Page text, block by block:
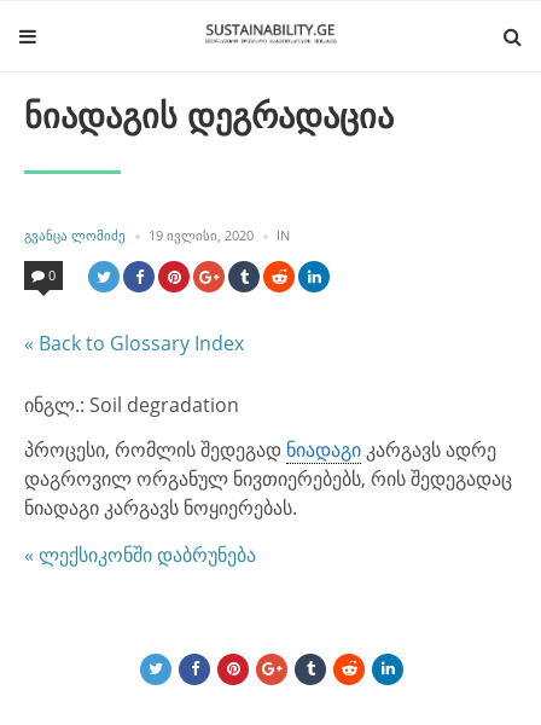
ნიადაგის დეგრადაცია
POSTED
BY
ᲒᲕᲐᲜᲪᲐ ᲚᲝᲛᲘᲫᲔ 19 ᲘᲕᲚᲘᲡᲘ, 2020 INPOSTED
IN
0
« Back to Glossary Index
ინგლ.: Soil degradation
პროცესი, რომლის შედეგად ნიადაგი კარგავს ადრე
დაგროვილ ორგანულ ნივთიერებებს, რის შედეგადაც
ნიადაგი კარგავს ნოყიერებას.
« ლექსიკონში დაბრუნება